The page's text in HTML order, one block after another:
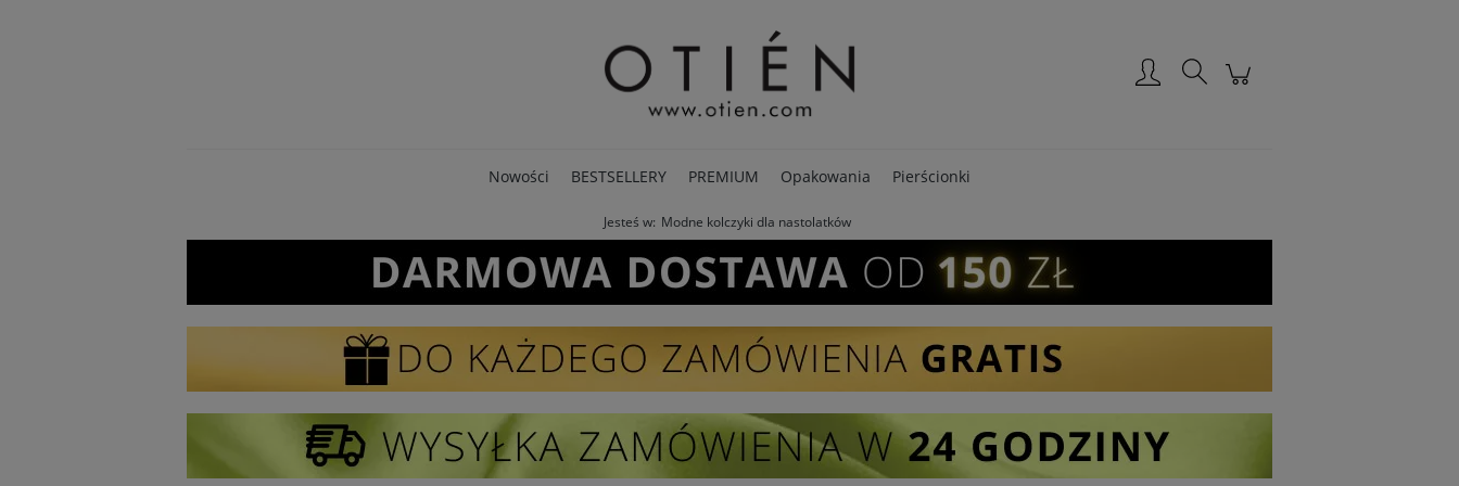
Nowości BESTSELLERY PREMIUM Opakowania Pierścionki
Jesteś w: Modne kolczyki dla nastolatków